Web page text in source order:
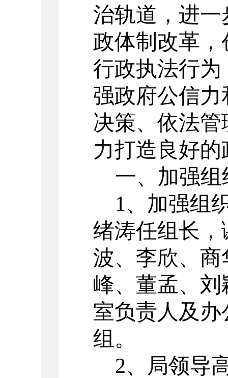
治轨道，进
政体制改革
行政执法行
强政府公信
决策、依法
力打造良好
一、加强
1、加强组
绪涛任组长 ，
波、李欣、
峰、董孟、刘
室负责人及
组。
2、
局领导